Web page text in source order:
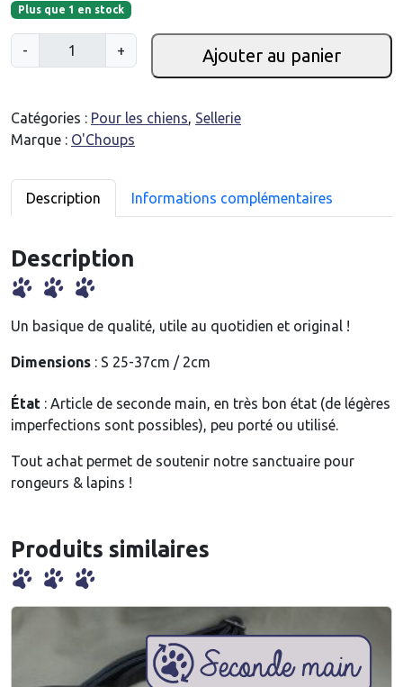
Plus que 1 en stock
-
u
d
C
o
l
e
p
o
u
i
e
n
+ Ajouter au panier
Catégories : Pour les chiens, Sellerie
Marque : O'Choups
Description Informations complémentaires
Description
Un basique de qualité, utile au quotidien et original !
Dimensions : S 25-37cm / 2cm
État : Article de seconde main, en très bon état (de légères
imperfections sont possibles), peu porté ou utilisé.
Tout achat permet de soutenir notre sanctuaire pour
rongeurs & lapins !
Produits similaires